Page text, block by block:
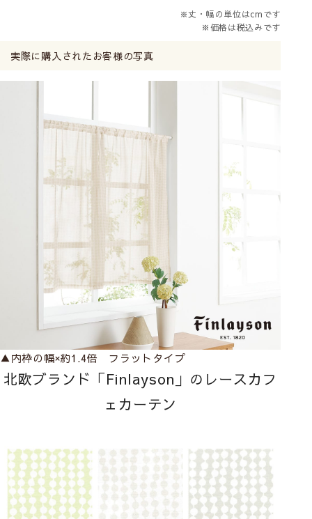
※丈・幅の単位はcmです
※価格は税込みです
実際に購入されたお客様の写真
▲内枠の幅×約1.4倍 フラットタイプ
北欧ブランド「Finlayson」のレースカフ
ェカーテン